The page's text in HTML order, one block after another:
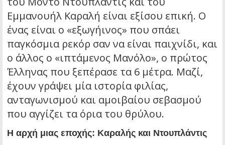
Εμμανουήλ Καραλή είναι εξίσου επική. Ο
ένας είναι ο «εξωγήινος» που σπάει
παγκόσμια ρεκόρ σαν να είναι παιχνίδι, και
ο άλλος ο «ιπτάμενος Μανόλο», ο πρώτος
Έλληνας που ξεπέρασε τα 6 μέτρα. Μαζί,
έχουν γράψει μία ιστορία φιλίας,
ανταγωνισμού και αμοιβαίου σεβασμού
που αγγίζει τα όρια του θρύλου.
Η αρχή μιας εποχής: Καραλής και Ντουπλάντις